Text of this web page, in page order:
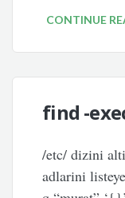
CONTINUE
find -
/etc/ dizini
adlarini